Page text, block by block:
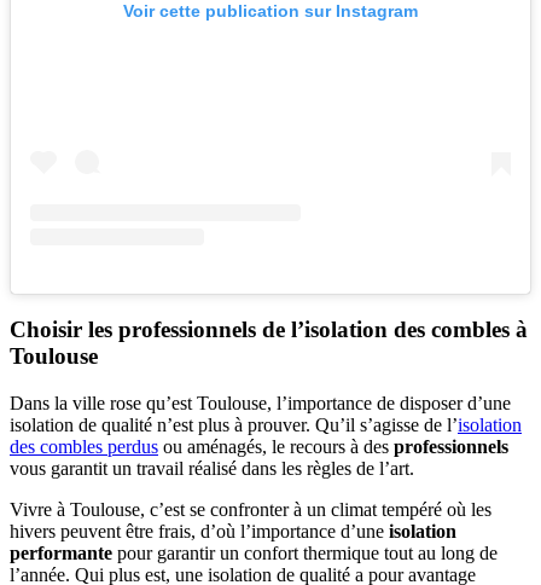
Voir cette publication sur Instagram
Choisir les professionnels de l’isolation des combles à
Toulouse
Dans la ville rose qu’est Toulouse, l’importance de disposer d’une
isolation de qualité n’est plus à prouver. Qu’il s’agisse de l’isolation
des combles perdus ou aménagés, le recours à des professionnels
vous garantit un travail réalisé dans les règles de l’art.
Vivre à Toulouse, c’est se confronter à un climat tempéré où les
hivers peuvent être frais, d’où l’importance d’une isolation
performante pour garantir un confort thermique tout au long de
l’année. Qui plus est, une isolation de qualité a pour avantage